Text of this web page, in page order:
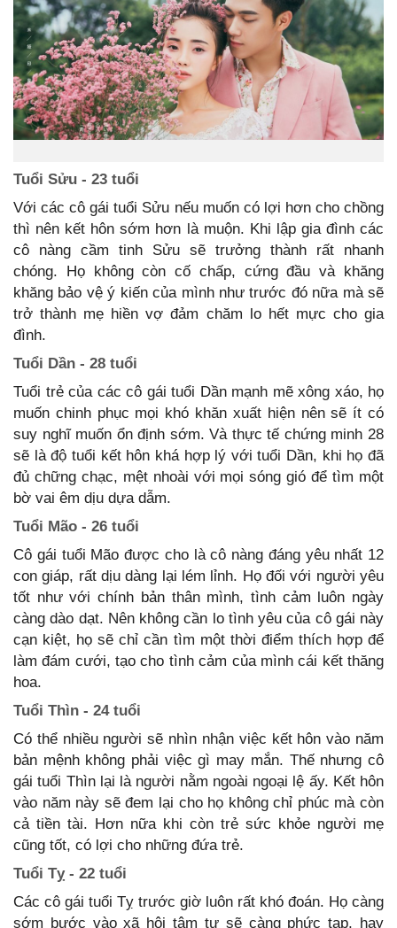
Tuổi Sửu - 23 tuổi
Với các cô gái tuổi Sửu nếu muốn có lợi hơn cho chồng
thì nên kết hôn sớm hơn là muộn. Khi lập gia đình các
cô nàng cầm tinh Sửu sẽ trưởng thành rất nhanh
chóng. Họ không còn cố chấp, cứng đầu và khăng
khăng bảo vệ ý kiến của mình như trước đó nữa mà sẽ
trở thành mẹ hiền vợ đảm chăm lo hết mực cho gia
đình.
Tuổi Dần - 28 tuổi
Tuổi trẻ của các cô gái tuổi Dần mạnh mẽ xông xáo, họ
muốn chinh phục mọi khó khăn xuất hiện nên sẽ ít có
suy nghĩ muốn ổn định sớm. Và thực tế chứng minh 28
sẽ là độ tuổi kết hôn khá hợp lý với tuổi Dần, khi họ đã
đủ chững chạc, mệt nhoài với mọi sóng gió để tìm một
bờ vai êm dịu dựa dẫm.
Tuổi Mão - 26 tuổi
Cô gái tuổi Mão được cho là cô nàng đáng yêu nhất 12
con giáp, rất dịu dàng lại lém lỉnh. Họ đối với người yêu
tốt như với chính bản thân mình, tình cảm luôn ngày
càng dào dạt. Nên không cần lo tình yêu của cô gái này
cạn kiệt, họ sẽ chỉ cần tìm một thời điểm thích hợp để
làm đám cưới, tạo cho tình cảm của mình cái kết thăng
hoa.
Tuổi Thìn - 24 tuổi
Có thể nhiều người sẽ nhìn nhận việc kết hôn vào năm
bản mệnh không phải việc gì may mắn. Thế nhưng cô
gái tuổi Thìn lại là người nằm ngoài ngoại lệ ấy. Kết hôn
vào năm này sẽ đem lại cho họ không chỉ phúc mà còn
cả tiền tài. Hơn nữa khi còn trẻ sức khỏe người mẹ
cũng tốt, có lợi cho những đứa trẻ.
Tuổi Tỵ - 22 tuổi
Các cô gái tuổi Tỵ trước giờ luôn rất khó đoán. Họ càng
sớm bước vào xã hội tâm tư sẽ càng phức tạp, hay